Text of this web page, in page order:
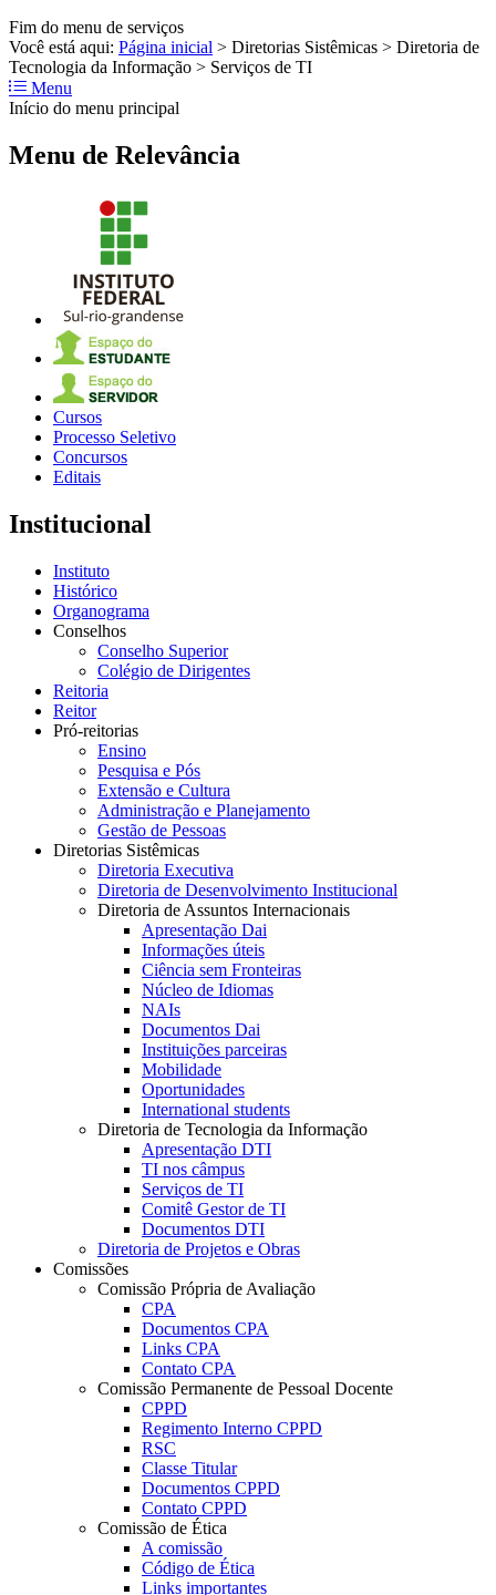
Fim do menu de serviços
Você está aqui: Página inicial > Diretorias Sistêmicas > Diretoria de
Tecnologia da Informação > Serviços de TI
Menu
Início do menu principal
Menu de Relevância
Cursos
Processo Seletivo
Concursos
Editais
Institucional
Instituto
Histórico
Organograma
Conselhos
Conselho Superior
Colégio de Dirigentes
Reitoria
Reitor
Pró-reitorias
Ensino
Pesquisa e Pós
Extensão e Cultura
Administração e Planejamento
Gestão de Pessoas
Diretorias Sistêmicas
Diretoria Executiva
Diretoria de Desenvolvimento Institucional
Diretoria de Assuntos Internacionais
Apresentação Dai
Informações úteis
Ciência sem Fronteiras
Núcleo de Idiomas
NAIs
Documentos Dai
Instituições parceiras
Mobilidade
Oportunidades
International students
Diretoria de Tecnologia da Informação
Apresentação DTI
TI nos câmpus
Serviços de TI
Comitê Gestor de TI
Documentos DTI
Diretoria de Projetos e Obras
Comissões
Comissão Própria de Avaliação
CPA
Documentos CPA
Links CPA
Contato CPA
Comissão Permanente de Pessoal Docente
CPPD
Regimento Interno CPPD
RSC
Classe Titular
Documentos CPPD
Contato CPPD
Comissão de Ética
A comissão
Código de Ética
Links importantes